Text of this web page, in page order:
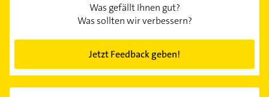
Was gefällt Ihnen gut?
Was sollten wir verbessern?
Jetzt Feedback geben!